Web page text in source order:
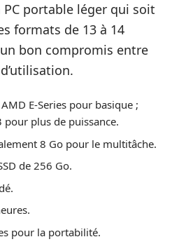
portable léger qui soit
formats de 13 à 14
bon compromis entre
E-Series pour basique ;
pour plus de puissance.
8 Go pour le multitâche.
de 256 Go.
pour la portabilité.